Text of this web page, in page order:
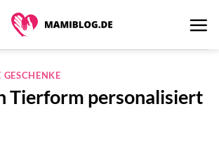
GESCHENKE
Tierform personalisiert